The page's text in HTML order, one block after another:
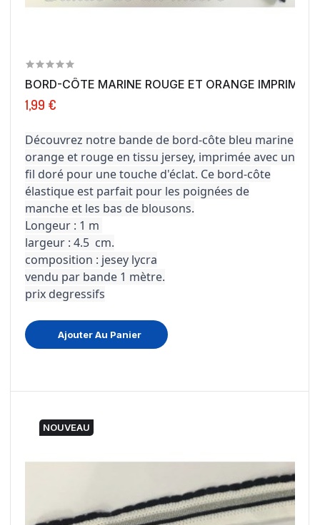
BORD-CÔTE MARINE ROUGE ET ORANGE IMPRIMÉ
1,99 €
Découvrez notre bande de bord-côte bleu marine
orange et rouge en tissu jersey, imprimée avec un
fil doré pour une touche d'éclat. Ce bord-côte
élastique est parfait pour les poignées de
manche et les bas de blousons.
Longeur : 1 m
largeur : 4.5 cm.
composition : jesey lycra
vendu par bande 1 mètre.
prix degressifs
Ajouter Au Panier
NOUVEAU